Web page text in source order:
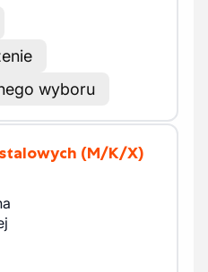
wyboru
(M/K/X)